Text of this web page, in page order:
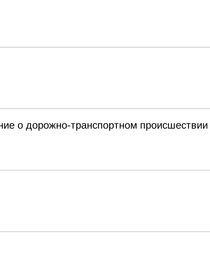
о дорожно-транспортном